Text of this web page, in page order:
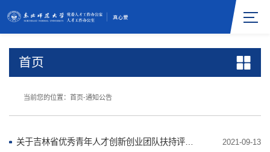
首页
当前您的位置： 首页-通知公告
2021-09-13